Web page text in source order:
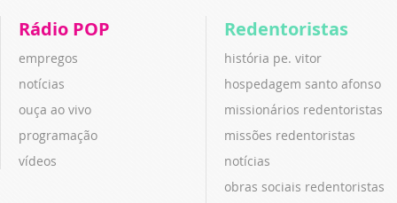
Rádio POP
empregos
notícias
ouça ao vivo
programação
vídeos
Redentoristas
história pe. vitor
hospedagem santo afonso
missionários redentoristas
missões redentoristas
notícias
obras sociais redentoristas